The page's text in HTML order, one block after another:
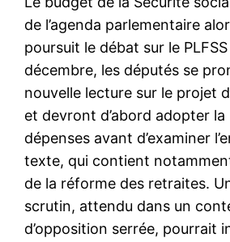
de l’agenda parlementaire
poursuit le débat sur le
décembre, les députés se
nouvelle lecture sur le projet
et devront d’abord adopter
dépenses avant d’examiner
texte, qui contient
de la réforme des retraites.
scrutin, attendu dans un
d’opposition serrée, pourrait